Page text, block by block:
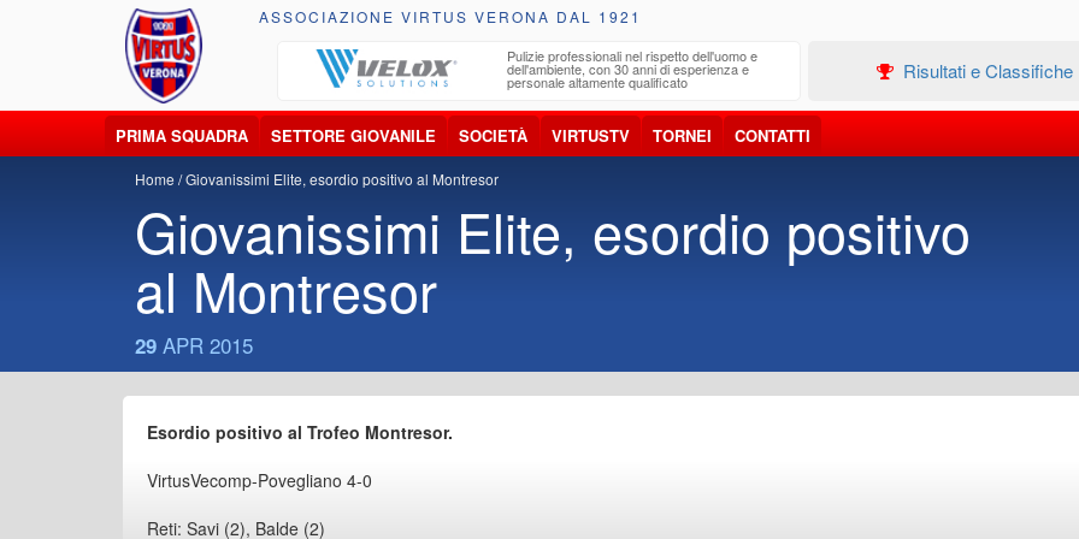
ASSOCIAZIONE VIRTUS VERONA DAL 1921
trasporto, smaltimento e recupero di Pulizie professionali nel rispetto dell'uomo e
dell'ambiente, con 30 anni di esperienza e
personale altamente qualificato Risultati e Classifiche
PRIMA SQUADRA SETTORE GIOVANILE SOCIETÀ VIRTUSTV TORNEI CONTATTI
Home Giovanissimi Elite, esordio positivo al Montresor
Giovanissimi Elite, esordio positivo
al Montresor
29 APR 2015
Esordio positivo al Trofeo Montresor.
VirtusVecomp-Povegliano 4-0
Reti: Savi (2), Balde (2)